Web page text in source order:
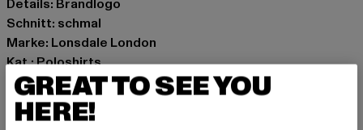
Details: Brandlogo
Schnitt: schmal
Marke: Lonsdale London
Kat.: Poloshirts
Farbe: rot
Hersteller Farbe: oxblood/ecru
Materialzusammensetzung: 100% Baumwolle
GREAT TO SEE YOU
HERE!